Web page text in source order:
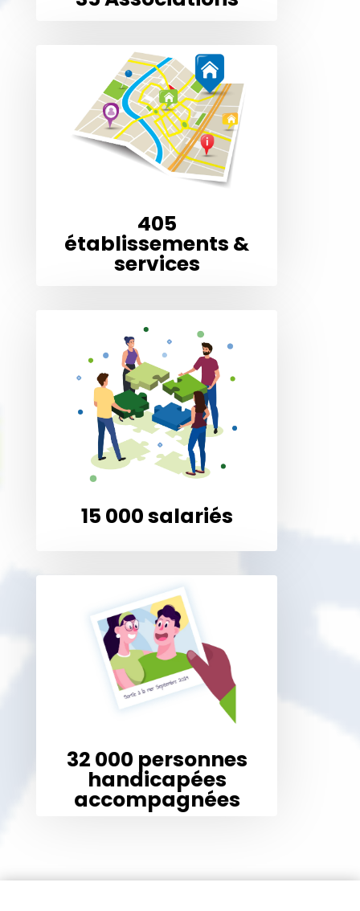
405
établissements &
services
Les Associations Unapei
couvrent un large champ des
besoins d’accompagnement
des personnes porteuses de
handicap et de leurs familles.
Tel que l’éducation, le travail,
l’habitat, les loisirs, l’accueil de
jour ou temporaire…
15 000 salariés
Nous disposons d’un personnel
qualifié couvrant l’ensemble
des métiers nécessaires à
l’accompagnement des
personnes porteuses d’un
handicap et de leur famille.
32 000 personnes
handicapées
accompagnées
La personne en situation de
handicap et sa famille sont au
coeur de nos préoccupations.
C’est pourquoi nous sommes
présents à chaque moment
de leur parcours de vie.